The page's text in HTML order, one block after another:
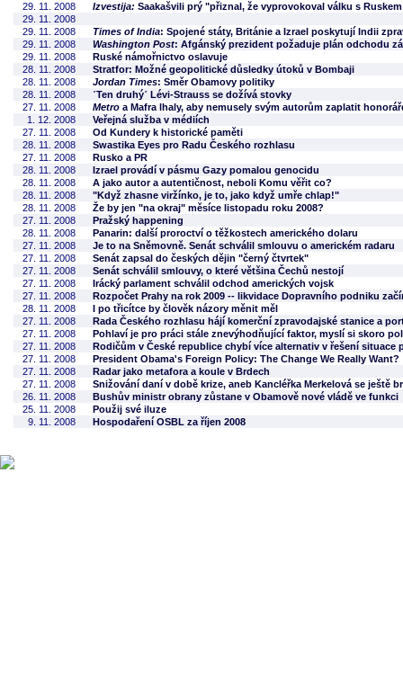
29. 11. 2008
Izvestija: Saakašvili prý "přiznal, že vyprovokoval válku s
29. 11. 2008
29. 11. 2008
Times of India: Spojené státy, Británie a Izrael poskytují Indii
29. 11. 2008
Washington Post: Afgánský prezident požaduje plán odchodu
29. 11. 2008
Ruské námořnictvo oslavuje
28. 11. 2008
Stratfor: Možné geopolitické důsledky útoků v Bombaji
28. 11. 2008
Jordan Times: Směr Obamovy politiky
28. 11. 2008
ʹTen druhýʹ Lévi-Strauss se dožívá stovky
27. 11. 2008
Metro a Mafra lhaly, aby nemusely svým autorům zaplatit
1. 12. 2008
Veřejná služba v médiích
27. 11. 2008
Od Kundery k historické paměti
28. 11. 2008
Swastika Eyes pro Radu Českého rozhlasu
27. 11. 2008
Rusko a PR
28. 11. 2008
Izrael provádí v pásmu Gazy pomalou genocidu
28. 11. 2008
A jako autor a autentičnost, neboli Komu věřit co?
28. 11. 2008
"Když zhasne viržínko, je to, jako když umře chlap!"
28. 11. 2008
Že by jen "na okraj" měsíce listopadu roku 2008?
27. 11. 2008
Pražský happening
28. 11. 2008
Panarin: další proroctví o těžkostech amerického dolaru
27. 11. 2008
Je to na Sněmovně. Senát schválil smlouvu o americkém radaru
27. 11. 2008
Senát zapsal do českých dějin "černý čtvrtek"
27. 11. 2008
Senát schválil smlouvy, o které většina Čechů nestojí
27. 11. 2008
Irácký parlament schválil odchod amerických vojsk
27. 11. 2008
Rozpočet Prahy na rok 2009 -- likvidace Dopravního podniku
28. 11. 2008
I po třicítce by člověk názory měnit měl
27. 11. 2008
Rada Českého rozhlasu hájí komerční zpravodajské stanice a
27. 11. 2008
Pohlaví je pro práci stále znevýhodňující faktor, myslí si skoro
27. 11. 2008
Rodičům v České republice chybí více alternativ v řešení situace
27. 11. 2008
President Obama's Foreign Policy: The Change We Really Want?
27. 11. 2008
Radar jako metafora a koule v Brdech
27. 11. 2008
Snižování daní v době krize, aneb Kancléřka Merkelová se ještě
26. 11. 2008
Bushův ministr obrany zůstane v Obamově nové vládě ve funkci
25. 11. 2008
Použij své iluze
9. 11. 2008
Hospodaření OSBL za říjen 2008